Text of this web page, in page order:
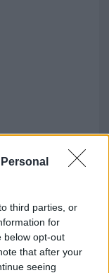
third parties, or
for
below opt-out
that after your
seeing